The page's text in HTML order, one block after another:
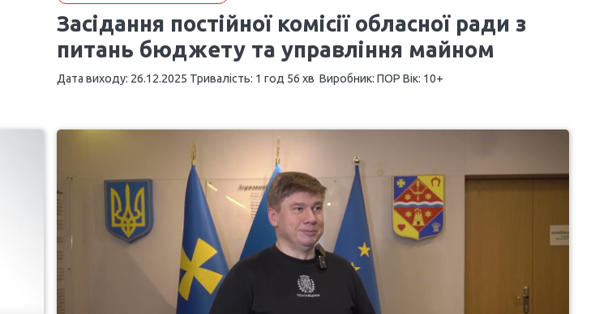
Засідання постійної комісії обласної ради з
питань бюджету та управління майном
Дата виходу: 26.12.2025 Тривалість: 1 год 56 хв Виробник: ПОР Вік: 10+